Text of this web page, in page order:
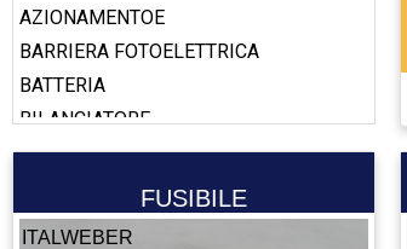
AZIONAMENTOE
BARRIERA FOTOELETTRICA
BATTERIA
BILANCIATORE
BOBINA
CABLAGGIO
FUSIBILE
ITALWEBER